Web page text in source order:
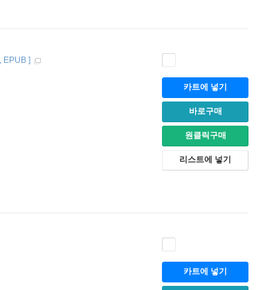
EPUB ]
카트에 넣기
바로구매
원클릭구매
리스트에 넣기
카트에 넣기